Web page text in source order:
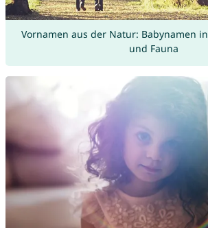
Vornamen aus der Natur: Babynamen
und Fauna